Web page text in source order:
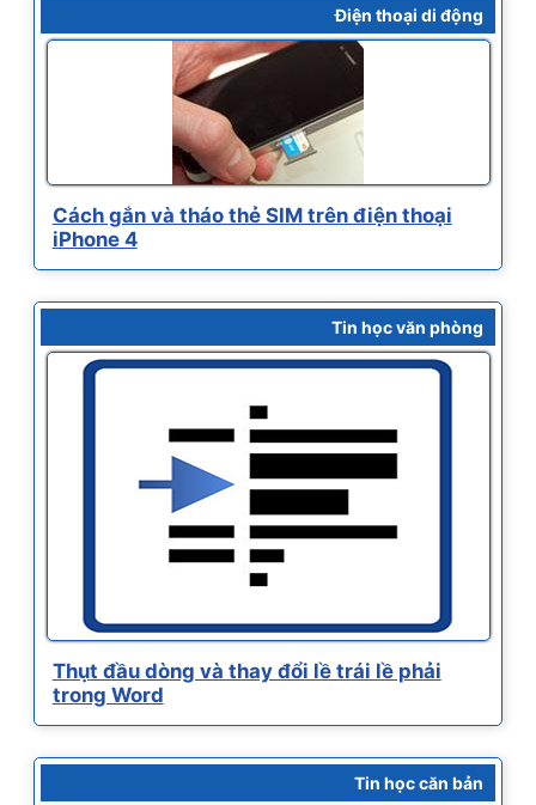
Điện thoại di động
Cách gắn và tháo thẻ SIM trên điện thoại
iPhone 4
Tin học văn phòng
Thụt đầu dòng và thay đổi lề trái lề phải
trong Word
Tin học căn bản